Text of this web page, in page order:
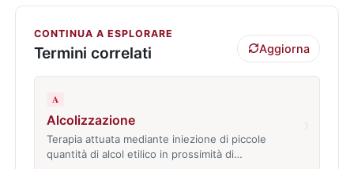
CONTINUA A ESPLORARE
Termini correlati Aggiorna
A
Alcolizzazione
Terapia attuata mediante iniezione di piccole
quantità di alcol etilico in prossimità di…